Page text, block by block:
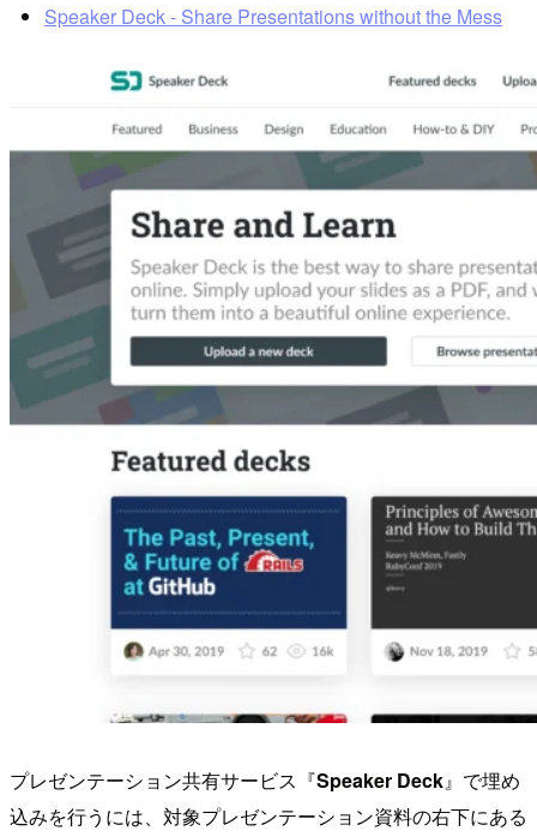
Speaker Deck - Share Presentations without the Mess
プレゼンテーション共有サービス『Speaker Deck』で埋め
込みを行うには、対象プレゼンテーション資料の右下にある